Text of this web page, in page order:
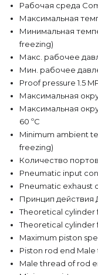
Рабочая среда
Максимальная
Минимальная
freezing)
Макс. рабочее
Мин. рабочее
Proof pressure 1.5
Максимальная
Максимальная
60 ºC
Minimum ambient
freezing)
Количество
Pneumatic input
Pneumatic exhaust
Принцип действия
Theoretical cylinder
Theoretical cylinder
Maximum piston
Piston rod end Male
Male thread of rod